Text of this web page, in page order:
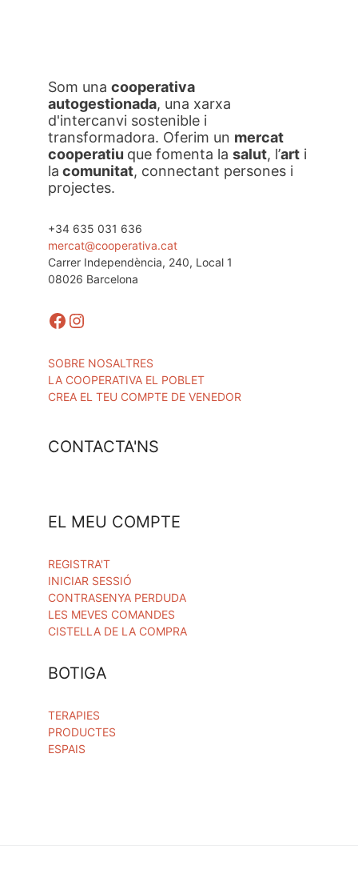
Som una cooperativa
autogestionada, una xarxa
d'intercanvi sostenible i
transformadora. Oferim un mercat
cooperatiu que fomenta la salut, l’art i
la comunitat, connectant persones i
projectes.
+34 635 031 636
mercat@cooperativa.cat
Carrer Independència, 240, Local 1
08026 Barcelona
Facebook
Instagram
SOBRE NOSALTRES
LA COOPERATIVA EL POBLET
CREA EL TEU COMPTE DE VENEDOR
CONTACTA'NS
EL MEU COMPTE
REGISTRA'T
INICIAR SESSIÓ
CONTRASENYA PERDUDA
LES MEVES COMANDES
CISTELLA DE LA COMPRA
BOTIGA
TERAPIES
PRODUCTES
ESPAIS